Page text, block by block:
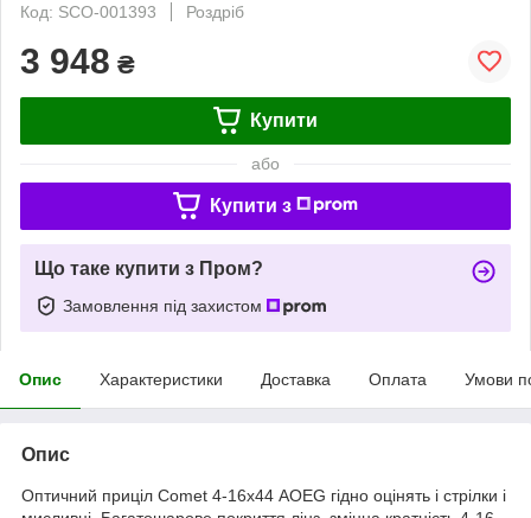
Код: SCO-001393
Роздріб
3 948 ₴
Купити
або
Купити з
Що таке купити з Пром?
Замовлення під захистом
Опис Характеристики Доставка Оплата Умови
Опис
Оптичний приціл Comet 4-16х44 AOEG гідно оцінять і стрілки і